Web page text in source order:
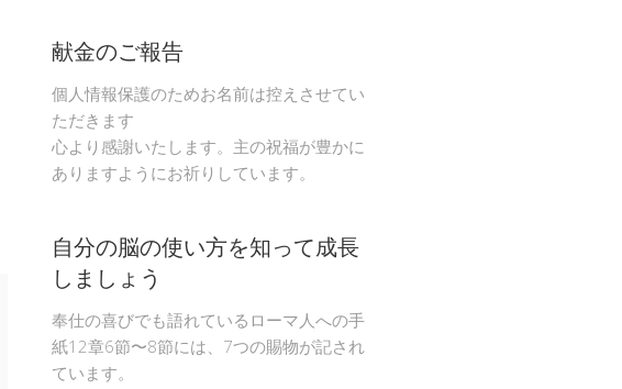
献金のご報告
個人情報保護のためお名前は控えさせてい
ただきます
心より感謝いたします。主の祝福が豊かに
ありますようにお祈りしています。
自分の脳の使い方を知って成長
しましょう
奉仕の喜びでも語れているローマ人への手
紙12章6節〜8節には、7つの賜物が記され
ています。